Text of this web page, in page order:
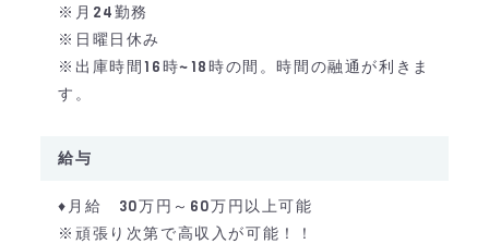
※月24勤務
※日曜日休み
※出庫時間16時~18時の間。時間の融通が利きま
す。
給与
♦月給 30万円～60万円以上可能
※頑張り次第で高収入が可能！！